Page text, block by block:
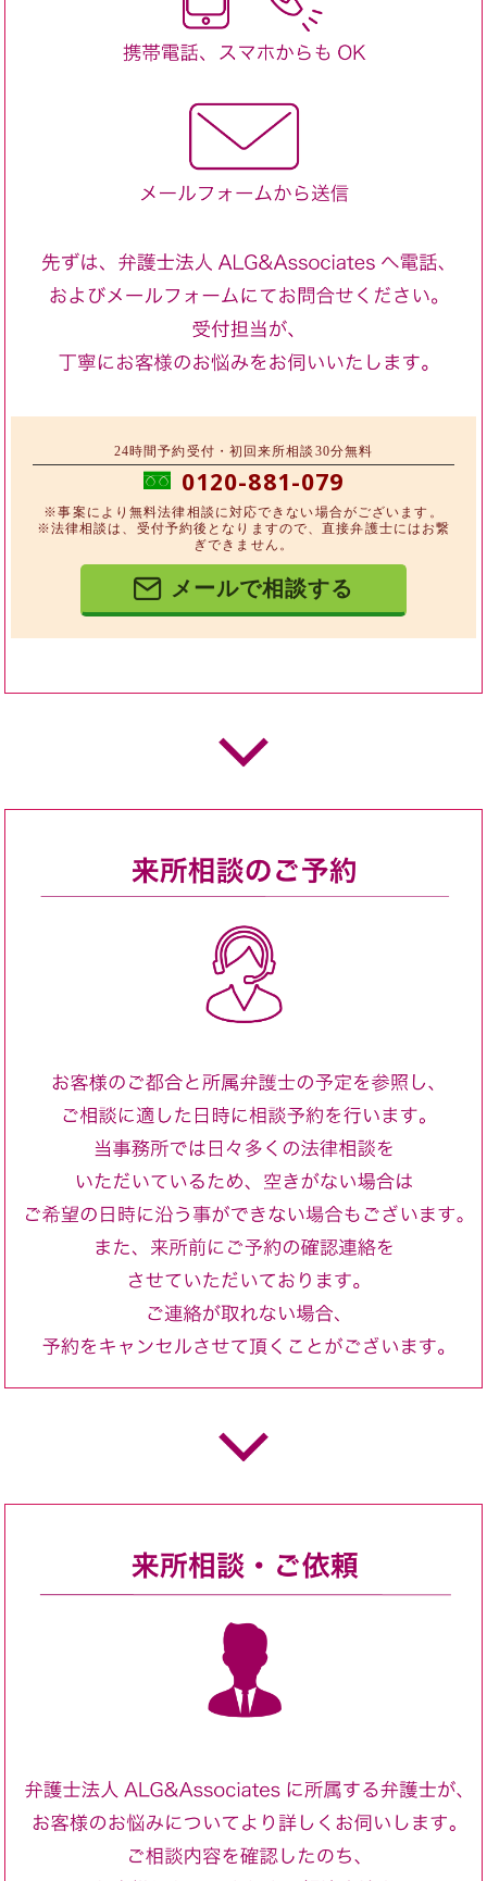
24時間予約受付・初回来所相談30分無料
0120-881-079
※事案により無料法律相談に対応できない場合がございます。
※法律相談は、受付予約後となりますので、直接弁護士にはお繋
ぎできません。
メールで相談する